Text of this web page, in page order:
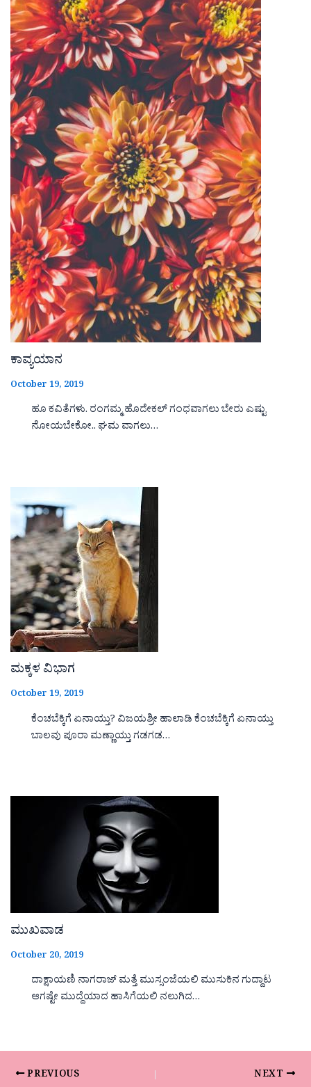
ಕಾವ್ಯಯಾನ
October 19, 2019
ಹೂ ಕವಿತೆಗಳು. ರಂಗಮ್ಮ ಹೊದೇಕಲ್ ಗಂಧವಾಗಲು ಬೇರು ಎಷ್ಟು
ನೋಯಬೇಕೋ.. ಘಮ ವಾಗಲು…
ಮಕ್ಕಳ ವಿಭಾಗ
October 19, 2019
ಕೆಂಚಬೆಕ್ಕಿಗೆ ಏನಾಯ್ತು? ವಿಜಯಶ್ರೀ ಹಾಲಾಡಿ ಕೆಂಚಬೆಕ್ಕಿಗೆ ಏನಾಯ್ತು
ಬಾಲವು ಪೂರಾ ಮಣ್ಣಾಯ್ತು ಗಡಗಡ…
ಮುಖವಾಡ
October 20, 2019
ದಾಕ್ಷಾಯಣಿ ನಾಗರಾಜ್ ಮತ್ತೆ ಮುಸ್ಸಂಜೆಯಲಿ ಮುಸುಕಿನ ಗುದ್ದಾಟ
ಆಗಷ್ಟೇ ಮುದ್ದೆಯಾದ ಹಾಸಿಗೆಯಲಿ ನಲುಗಿದ…
PREVIOUS NEXT